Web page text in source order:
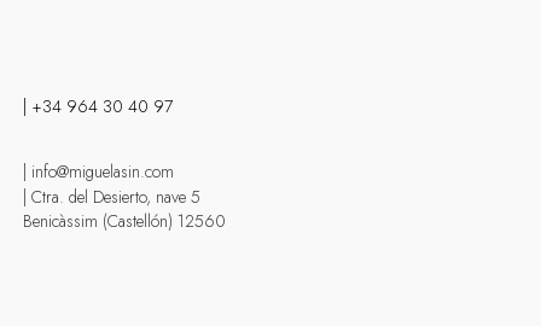
| +34 964 30 40 97
| info@miguelasin.com
| Ctra. del Desierto, nave 5
Benicàssim (Castellón) 12560